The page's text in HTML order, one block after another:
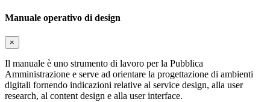
Manuale operativo di design
×
Il manuale è uno strumento di lavoro per la Pubblica
Amministrazione e serve ad orientare la progettazione di ambienti
digitali fornendo indicazioni relative al service design, alla user
research, al content design e alla user interface.